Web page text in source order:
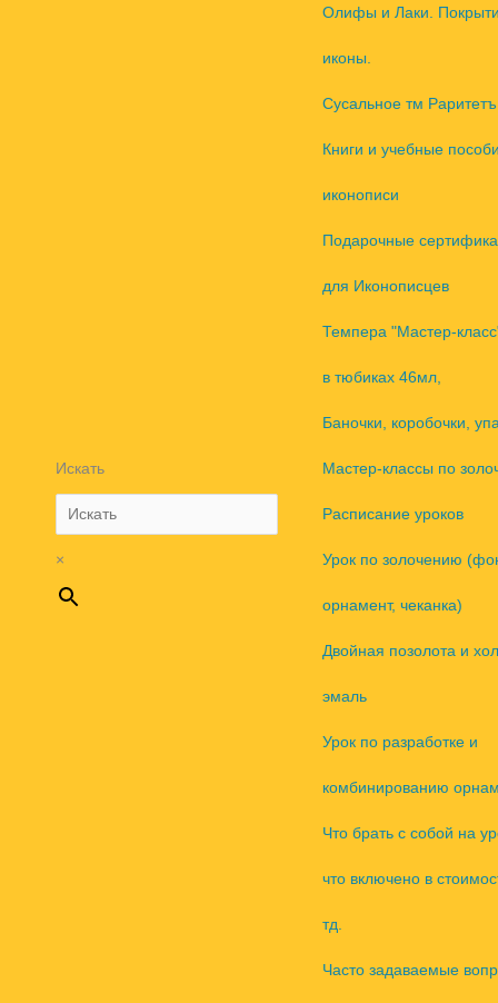
Искать
×
Олифы и Лаки.
иконы.
Сусальное тм Раритетъ
Книги и учебные
иконописи
Подарочные
для Иконописцев
Темпера "Мастер-
в тюбиках 46мл,
Баночки, коробочки,
Мастер-классы по
Расписание уроков
Урок по золочению
орнамент, чеканка)
Двойная позолота и
эмаль
Урок по разработке и
комбинированию
Что брать с собой на
что включено в
тд.
Часто задаваемые